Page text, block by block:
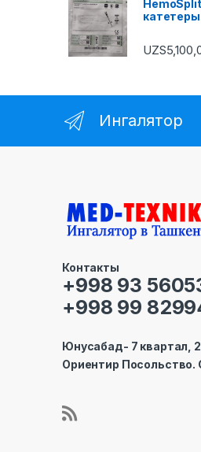
UZS
Ингалятор
Контакты
+998 93
+998 99
Юнусабад- 7 квартал,
Ориентир